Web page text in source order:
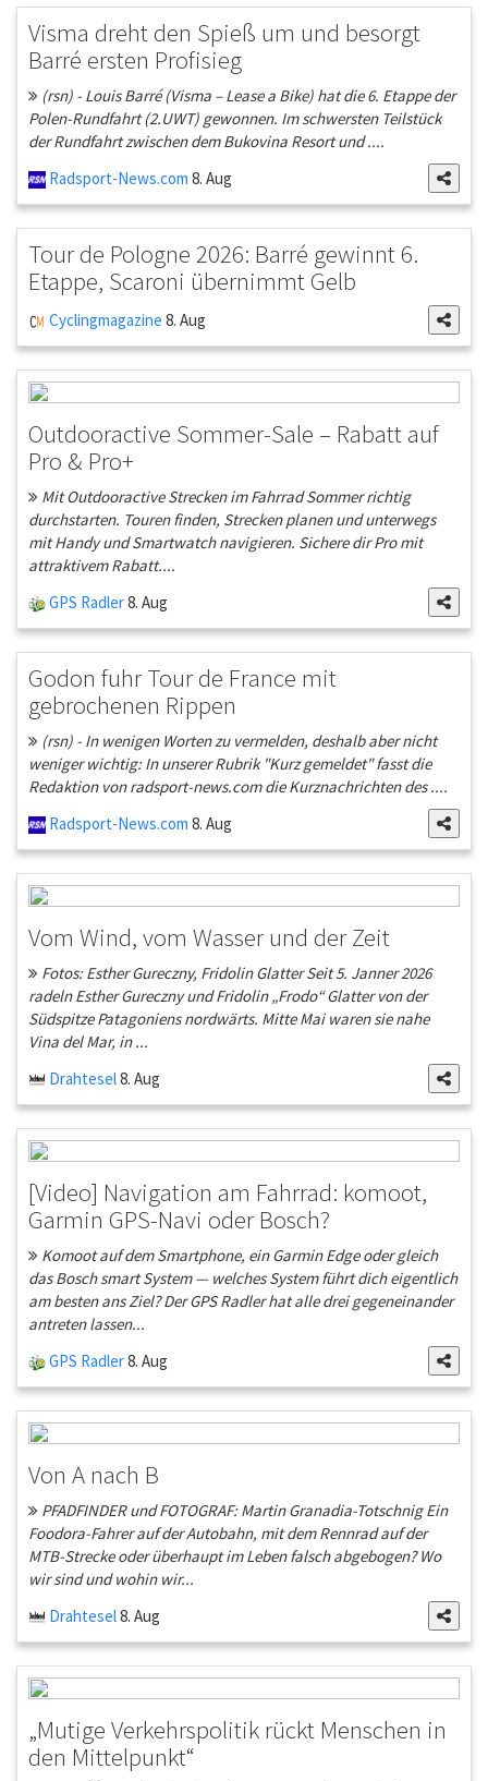
Visma dreht den Spieß um und besorgt
Barré ersten Profisieg
(rsn) - Louis Barré (Visma – Lease a Bike) hat die 6. Etappe der
Polen-Rundfahrt (2.UWT) gewonnen. Im schwersten Teilstück
der Rundfahrt zwischen dem Bukovina Resort und ....
Radsport-News.com 8. Aug
Tour de Pologne 2026: Barré gewinnt 6.
Etappe, Scaroni übernimmt Gelb
Cyclingmagazine 8. Aug
Outdooractive Sommer-Sale – Rabatt auf
Pro & Pro+
Mit Outdooractive Strecken im Fahrrad Sommer richtig
durchstarten. Touren finden, Strecken planen und unterwegs
mit Handy und Smartwatch navigieren. Sichere dir Pro mit
attraktivem Rabatt....
GPS Radler8. Aug
Godon fuhr Tour de France mit
gebrochenen Rippen
(rsn) - In wenigen Worten zu vermelden, deshalb aber nicht
weniger wichtig: In unserer Rubrik "Kurz gemeldet" fasst die
Redaktion von radsport-news.com die Kurznachrichten des ....
Radsport-News.com 8. Aug
Vom Wind, vom Wasser und der Zeit
Fotos: Esther Gureczny, Fridolin Glatter Seit 5. Janner 2026
radeln Esther Gureczny und Fridolin „Frodo“ Glatter von der
Südspitze Patagoniens nordwärts. Mitte Mai waren sie nahe
Vina del Mar, in ...
Drahtesel8. Aug
[Video] Navigation am Fahrrad: komoot,
Garmin GPS-Navi oder Bosch?
Komoot auf dem Smartphone, ein Garmin Edge oder gleich
das Bosch smart System — welches System führt dich eigentlich
am besten ans Ziel? Der GPS Radler hat alle drei gegeneinander
antreten lassen...
GPS Radler8. Aug
Von A nach B
PFADFINDER und FOTOGRAF: Martin Granadia-Totschnig Ein
Foodora-Fahrer auf der Autobahn, mit dem Rennrad auf der
MTB-Strecke oder überhaupt im Leben falsch abgebogen? Wo
wir sind und wohin wir...
Drahtesel8. Aug
„Mutige Verkehrspolitik rückt Menschen in
den Mittelpunkt“